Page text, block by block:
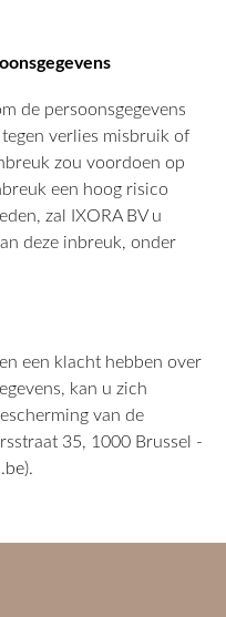
de persoonsgegevens
verlies misbruik of
zou voordoen op
een hoog risico
zal IXORA BV u
deze inbreuk, onder
een klacht hebben over
kan u zich
van de
35, 1000 Brussel -
).